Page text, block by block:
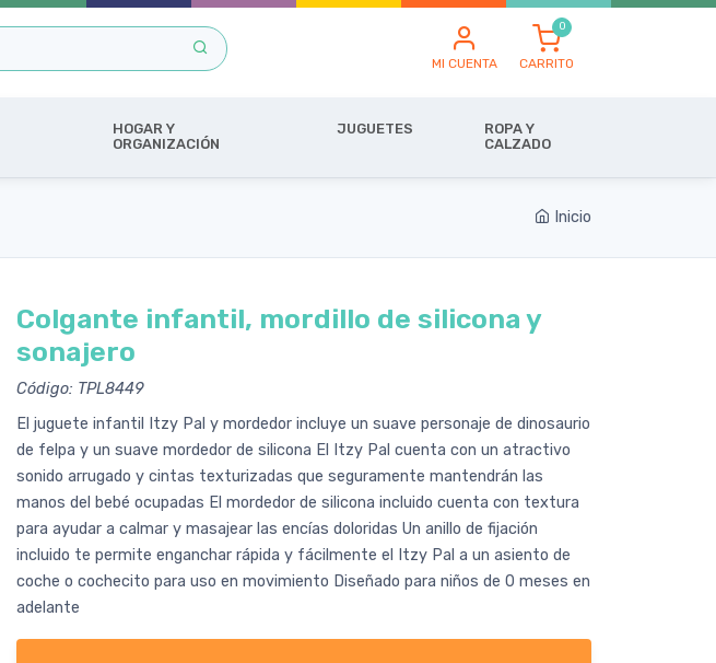
MI CUENTA CARRITO
HOGAR Y
ORGANIZACIÓN
JUGUETES
ROPA Y
CALZADO
Inicio
Colgante infantil, mordillo de silicona y
sonajero
Código: TPL8449
El juguete infantil Itzy Pal y mordedor incluye un suave personaje de dinosaurio
de felpa y un suave mordedor de silicona El Itzy Pal cuenta con un atractivo
sonido arrugado y cintas texturizadas que seguramente mantendrán las
manos del bebé ocupadas El mordedor de silicona incluido cuenta con textura
para ayudar a calmar y masajear las encías doloridas Un anillo de fijación
incluido te permite enganchar rápida y fácilmente el Itzy Pal a un asiento de
coche o cochecito para uso en movimiento Diseñado para niños de 0 meses en
adelante